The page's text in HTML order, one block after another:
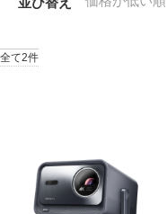
全て2件